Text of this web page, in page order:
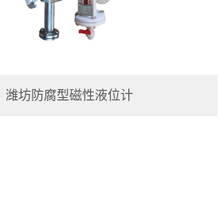
潍坊防腐型磁性液位计